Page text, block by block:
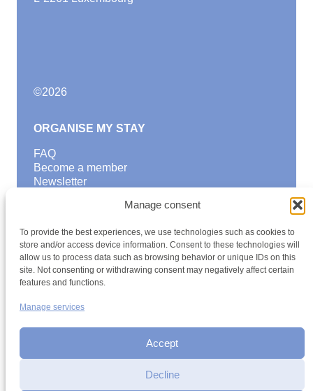
Manage consent
To provide the best experiences, we use technologies such as cookies to
store and/or access device information. Consent to these technologies will
allow us to process data such as browsing behavior or unique IDs on this
site. Not consenting or withdrawing consent may negatively affect certain
features and functions.
Manage services
Accept
Decline
©2026
ORGANISE MY STAY
FAQ
Become a member
Newsletter
Find a youth hostel
Discover activities
School Trips and group excursions
Teambuilding
Youth Hostels Luxembourg NPO